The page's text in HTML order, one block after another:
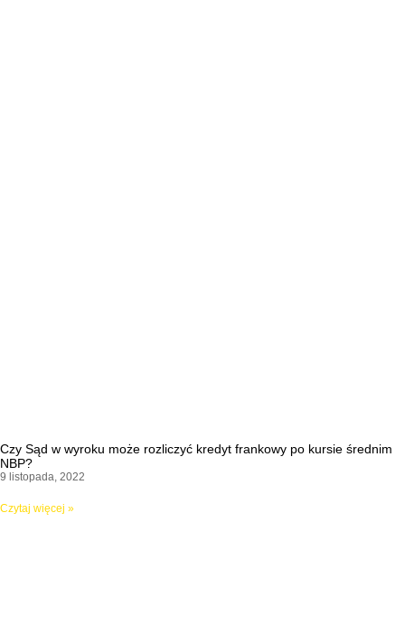
Czy Sąd w wyroku może rozliczyć kredyt frankowy po kursie średnim
NBP?
9 listopada, 2022
Czytaj więcej »